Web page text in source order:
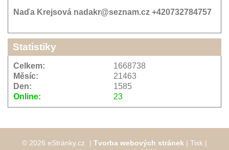
Naďa Krejsová nadakr@seznam.cz +420732784757
Statistiky
Online: 23
Celkem:
1668738
Měsíc:
21463
Den:
1585
© 2026 eStránky.cz | Tvorba webových stránek | Tisk |